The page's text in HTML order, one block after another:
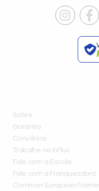
Sobre
Garantia
Convênios
Trabalhe na inFlux
Fale com a Escola
Fale com a Franqueadora
Common European